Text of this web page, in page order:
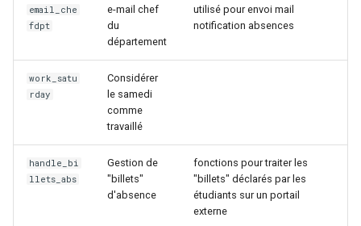
email_che
fdpt
e-mail chef
du
département
utilisé pour envoi mail
notification absences
work_satu
rday
Considérer
le samedi
comme
travaillé
handle_bi
llets_abs
Gestion de
"billets"
d'absence
fonctions pour traiter les
"billets" déclarés par les
étudiants sur un portail
externe